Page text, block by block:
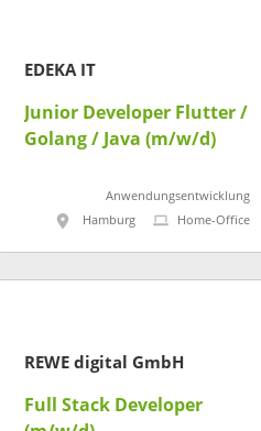
EDEKA IT
Junior Developer Flutter /
Golang / Java (m/w/d)
Anwendungsentwicklung
Hamburg
Home-Office
REWE digital GmbH
Full Stack Developer